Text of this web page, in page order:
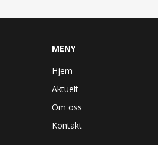
MENY
Hjem
Aktuelt
Om oss
Kontakt